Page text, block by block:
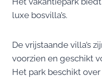
luxe bosvilla’s.
De vrijstaande villa’s
voorzien en geschikt
Het park beschikt